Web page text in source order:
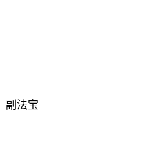
副法宝